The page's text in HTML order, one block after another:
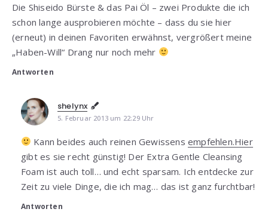
Die Shiseido Bürste & das Pai Öl – zwei Produkte die ich
schon lange ausprobieren möchte – dass du sie hier
(erneut) in deinen Favoriten erwähnst, vergrößert meine
„Haben-Will“ Drang nur noch mehr
Antworten
shelynx
5. Februar 2013 um 22:29 Uhr
Kann beides auch reinen Gewissensempfehlen.Hier
gibt es sie recht günstig! Der Extra Gentle Cleansing
Foam ist auch toll… und echt sparsam. Ich entdecke zur
Zeit zu viele Dinge, die ich mag… das ist ganz furchtbar!
Antworten